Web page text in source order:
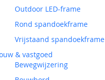
Outdoor LED-frame
Rond spandoekframe
Vrijstaand spandoekframe
& vastgoed
Bewegwijzering